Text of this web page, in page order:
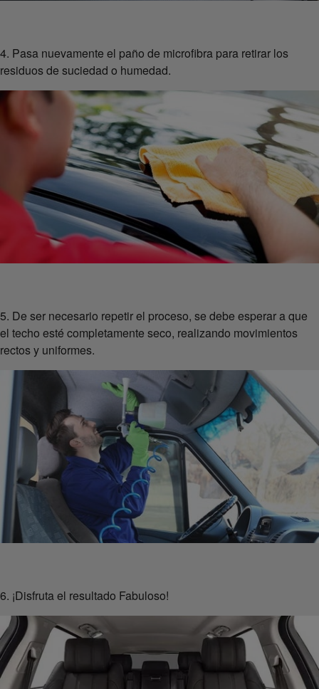
4. Pasa nuevamente el paño de microfibra para retirar los
residuos de suciedad o humedad.
5. De ser necesario repetir el proceso, se debe esperar a que
el techo esté completamente seco, realizando movimientos
rectos y uniformes.
6. ¡Disfruta el resultado Fabuloso!